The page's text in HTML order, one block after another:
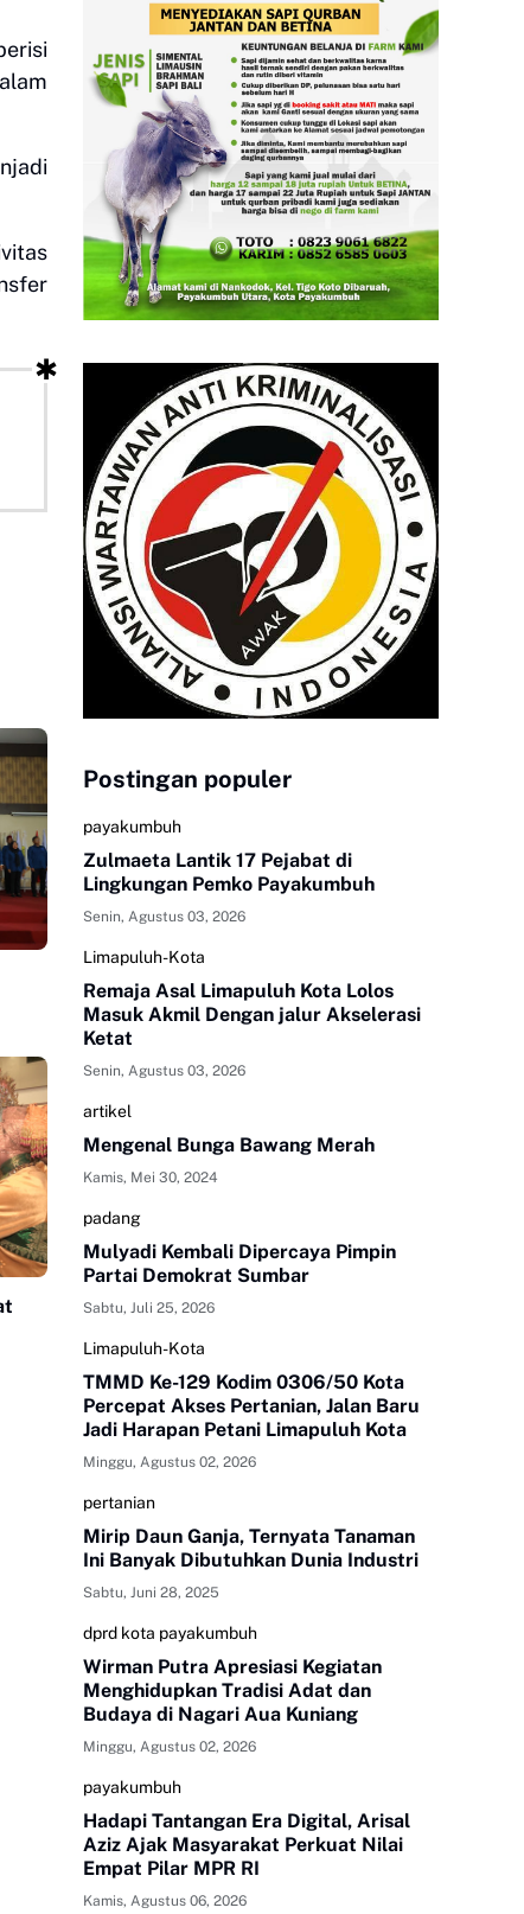
Postingan populer
payakumbuh
Zulmaeta Lantik 17 Pejabat di
Lingkungan Pemko Payakumbuh
Senin, Agustus 03, 2026
Limapuluh-Kota
Remaja Asal Limapuluh Kota Lolos
Masuk Akmil Dengan jalur Akselerasi
Ketat
Senin, Agustus 03, 2026
artikel
Mengenal Bunga Bawang Merah
Kamis, Mei 30, 2024
padang
Mulyadi Kembali Dipercaya Pimpin
Partai Demokrat Sumbar
Sabtu, Juli 25, 2026
Limapuluh-Kota
TMMD Ke-129 Kodim 0306/50 Kota
Percepat Akses Pertanian, Jalan Baru
Jadi Harapan Petani Limapuluh Kota
Minggu, Agustus 02, 2026
pertanian
Mirip Daun Ganja, Ternyata Tanaman
Ini Banyak Dibutuhkan Dunia Industri
Sabtu, Juni 28, 2025
dprd kota payakumbuh
Wirman Putra Apresiasi Kegiatan
Menghidupkan Tradisi Adat dan
Budaya di Nagari Aua Kuniang
Minggu, Agustus 02, 2026
payakumbuh
Hadapi Tantangan Era Digital, Arisal
Aziz Ajak Masyarakat Perkuat Nilai
Empat Pilar MPR RI
Kamis, Agustus 06, 2026